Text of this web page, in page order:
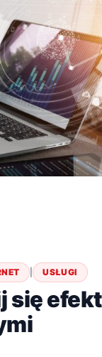
| USŁUGI
się